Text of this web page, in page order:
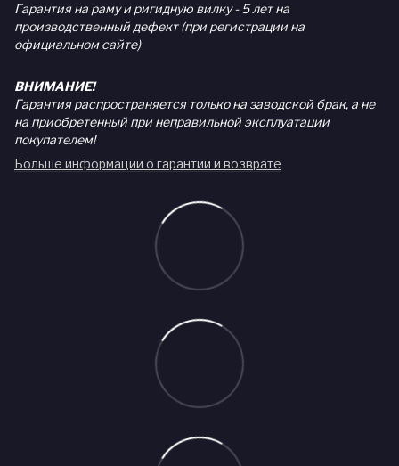
Гарантия на раму и ригидную вилку - 5 лет на
производственный дефект (при регистрации на
официальном сайте)
ВНИМАНИЕ!
Гарантия распространяется только на заводской брак, а не
на приобретенный при неправильной эксплуатации
покупателем!
Больше информации о гарантии и возврате